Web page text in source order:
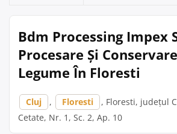
Bdm Processing Impex
Procesare Și
Legume În Floresti
Cluj , Floresti
, Floresti, județul
Cetate, Nr. 1, Sc. 2, Ap. 10